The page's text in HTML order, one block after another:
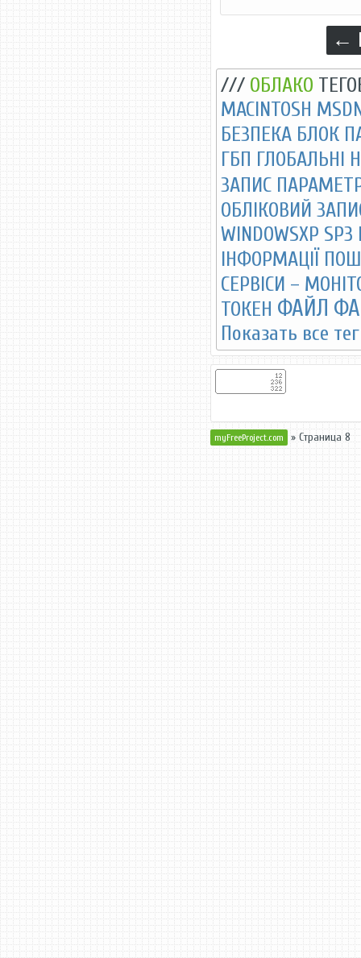
←
/// ОБЛАКО
MACINTOSH
БЕЗПЕКА БЛОК
ГБП ГЛОБАЛЬНІ
ЗАПИС
ОБЛІКОВИЙ
WINDOWSXP SP3
ІНФОРМАЦІЇ
СЕРВІСИ –
ТОКЕН ФАЙЛ
Показать все
myFreeProject.com » Страница 8